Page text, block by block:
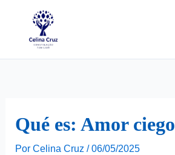
Qué es: Amor ciego
Por Celina Cruz / 06/05/2025